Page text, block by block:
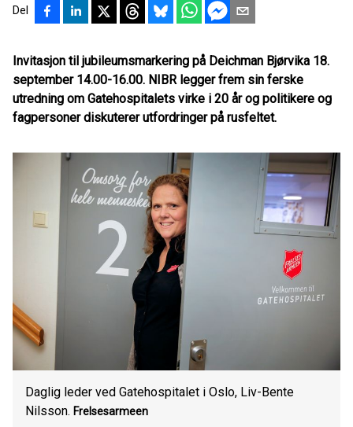
Del
Invitasjon til jubileumsmarkering på Deichman Bjørvika 18.
september 14.00-16.00. NIBR legger frem sin ferske
utredning om Gatehospitalets virke i 20 år og politikere og
fagpersoner diskuterer utfordringer på rusfeltet.
Daglig leder ved Gatehospitalet i Oslo, Liv-Bente
Nilsson. Frelsesarmeen